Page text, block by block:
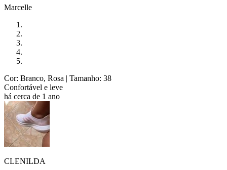
Marcelle
Cor: Branco, Rosa | Tamanho: 38
Confortável e leve
há cerca de 1 ano
CLENILDA